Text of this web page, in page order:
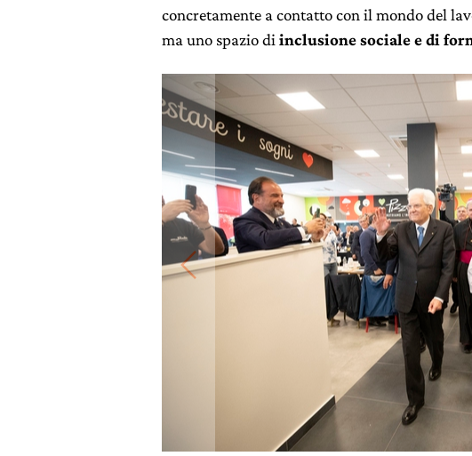
concretamente a contatto con il mondo del
ma uno spazio di inclusione sociale e di